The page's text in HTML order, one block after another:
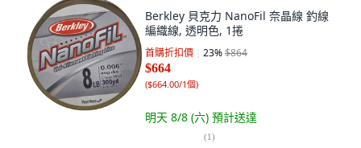
Berkley 貝克力 NanoFil 奈晶線 釣線
編織線, 透明色, 1捲
首購折扣價 23%$864
$664
($664.00/1個)
明天 8/8 (六) 預計送達
(1)